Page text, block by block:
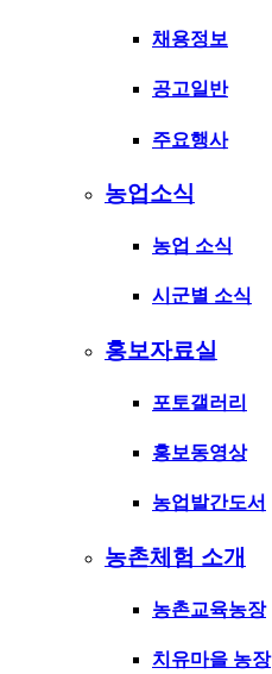
채용정보
공고일반
주요행사
농업소식
농업 소식
시군별 소식
홍보자료실
포토갤러리
홍보동영상
농업발간도서
농촌체험 소개
농촌교육농장
치유마을 농장